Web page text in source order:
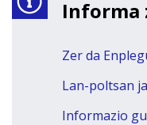
Informa
Zer da
Lan-poltsan
Informazio